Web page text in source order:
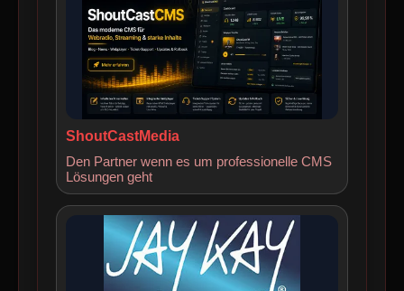
ShoutCastMedia
Den Partner wenn es um professionelle CMS
Lösungen geht